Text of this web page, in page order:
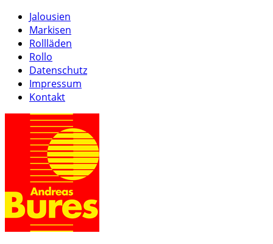
Jalousien
Markisen
Rollläden
Rollo
Datenschutz
Impressum
Kontakt